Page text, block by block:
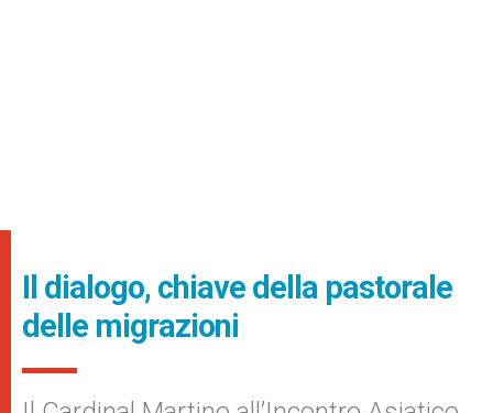
Il dialogo, chiave della pastorale
delle migrazioni